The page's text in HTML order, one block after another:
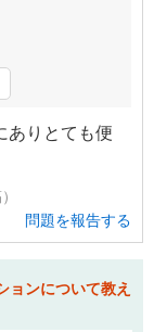
ありとても便
問題を報告する
ョンについて教え